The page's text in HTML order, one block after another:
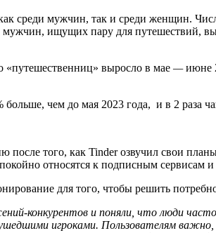
среди мужчин, так и среди женщин.
ищущих пару для путешествий,
«путешественниц» выросло в мае —июне
чем до мая 2023 года, и в 2 раза
того, как Tinder озвучил свои
относятся к подписным сервисам
для того, чтобы решить
конкурентов и поняли, что люди
игроками. Пользователям важно,